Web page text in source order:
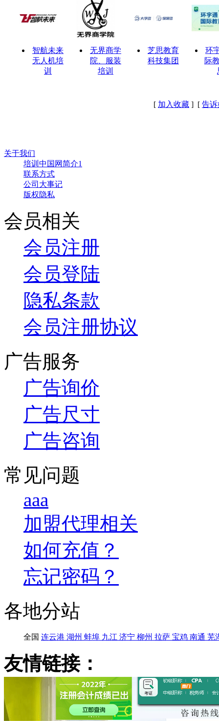
智航未来
无人机培
训
无界商学
院、服装
培训
芝思教育
科技集团
环
际
[ 加入收藏 ] [ 告
关于我们
培训中国网简介1
联系方式
公司大事记
版权隐私
会员相关
会员注册
会员登陆
隐私条款
会员注册协议
广告服务
广告询价
广告尺寸
广告咨询
常见问题
aaa
加盟代理相关
如何充值？
忘记密码？
各地分站
全国 连云港 湖州 蚌埠 九江 济宁 柳州 拉萨 宝鸡 南通 芜
友情链接：